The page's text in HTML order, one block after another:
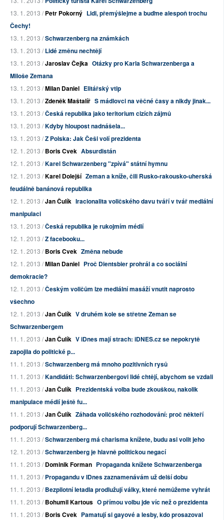
13. 1. 2013 /Petr Pokorný Lidi, přemýšlejme a buďme alespoň trochu
Čechy!
13. 1. 2013 /Schwarzenberg na známkách
13. 1. 2013 /Lidé změnu nechtějí
13. 1. 2013 /Jaroslav Čejka Otázky pro Karla Schwarzenberga a
Miloše Zemana
13. 1. 2013 /Milan Daniel Elitářský vtip
13. 1. 2013 /Zdeněk Maštalíř S mádlovci na věčné časy a nikdy jinak...
13. 1. 2013 /Česká republika jako teritorium cizích zájmů
13. 1. 2013 /Kdyby hloupost nadnášela...
13. 1. 2013 /Z Polska: Jak Češi volí prezidenta
12. 1. 2013 /Boris Cvek Absurdistán
12. 1. 2013 /Karel Schwarzenberg "zpívá" státní hymnu
12. 1. 2013 /Karel Dolejší Zeman a kníže, čili Rusko-rakousko-uherská
feudálně banánová republika
12. 1. 2013 /Jan Čulík Iracionalita voličského davu tváří v tvář mediální
manipulaci
13. 1. 2013 /Česká republika je rukojmím médií
12. 1. 2013 /Z facebooku...
12. 1. 2013 /Boris Cvek Změna nebude
12. 1. 2013 /Milan Daniel Proč Dientsbier prohrál a co sociální
demokracie?
12. 1. 2013 /Českým voličům lze mediální masáží vnutit naprosto
všechno
12. 1. 2013 /Jan Čulík V druhém kole se střetne Zeman se
Schwarzenbergem
11. 1. 2013 /Jan Čulík V iDnes mají strach: iDNES.cz se nepokrytě
zapojila do politické p...
11. 1. 2013 /Schwarzenberg má mnoho pozitivních rysů
11. 1. 2013 /Kandidáti: Schwarzenbergovi lidé chtějí, abychom se vzdali
11. 1. 2013 /Jan Čulík Prezidentská volba bude zkouškou, nakolik
manipulace médií ještě fu...
11. 1. 2013 /Jan Čulík Záhada voličského rozhodování: proč někteří
podporují Schwarzenberg...
11. 1. 2013 /Schwarzenberg má charisma knížete, budu asi volit jeho
12. 1. 2013 /Schwarzenberg je hlavně politickou negací
11. 1. 2013 /Dominik Forman Propaganda knížete Schwarzenberga
11. 1. 2013 /Propagandu v IDnes zaznamenávám už delší dobu
11. 1. 2013 /Bezpilotní letadla prodlužují války, které nemůžeme vyhrát
11. 1. 2013 /Bohumil Kartous O přímou volbu jde víc než o prezidenta
11. 1. 2013 /Boris Cvek Pamatují si gayové a lesby, kdo prosazoval